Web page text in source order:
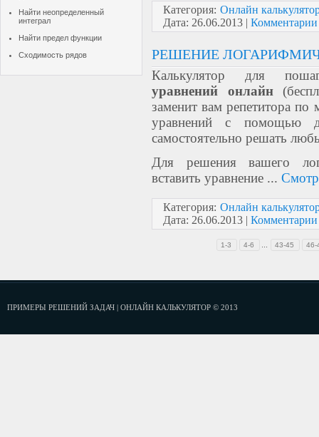
Найти неопределенный
интеграл
Найти предел функции
Сходимость рядов
Категория: Онлайн
Дата: 26.06.2013 |
РЕШЕНИЕ
Калькулятор для
уравнений онлайн
заменит вам репетитора по
уравнений с помощью
самостоятельно решать
Для решения вашего
вставить уравнение ...
Категория: Онлайн
Дата: 26.06.2013 |
1-3 4-6 43-45 46-
ПРИМЕРЫ РЕШЕНИЙ ЗАДАЧ | ОНЛАЙН КАЛЬКУЛЯТОР © 2013